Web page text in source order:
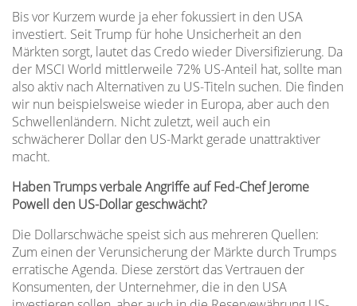
Bis vor Kurzem wurde ja eher fokussiert in den USA
investiert. Seit Trump für hohe Unsicherheit an den
Märkten sorgt, lautet das Credo wieder Diversifizierung. Da
der MSCI World mittlerweile 72% US-Anteil hat, sollte man
also aktiv nach Alternativen zu US-Titeln suchen. Die finden
wir nun beispielsweise wieder in Europa, aber auch den
Schwellenländern. Nicht zuletzt, weil auch ein
schwächerer Dollar den US-Markt gerade unattraktiver
macht.
Haben Trumps verbale Angriffe auf Fed-Chef Jerome
Powell den US-Dollar geschwächt?
Die Dollarschwäche speist sich aus mehreren Quellen:
Zum einen der Verunsicherung der Märkte durch Trumps
erratische Agenda. Diese zerstört das Vertrauen der
Konsumenten, der Unternehmer, die in den USA